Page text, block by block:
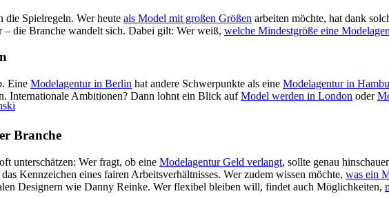
Spielregeln. Wer heute als Model mit großen Größen arbeiten möchte, hat dank
– die Branche wandelt sich. Dabei gilt: Wer weiß, welche Mindestgröße eine
Eine Modelagentur in Berlin hat andere Schwerpunkte als eine Modelagentur in
Internationale Ambitionen? Dann lohnt ein Blick aufModel werden in London oder
Branche
unterschätzen: Wer fragt, ob eine Modelagentur Geld verlangt, sollte genau
das Kennzeichen eines fairen Arbeitsverhältnisses. Wer zudem wissen möchte, was ein
Designern wie Danny Reinke. Wer flexibel bleiben will, findet auch Möglichkeiten,